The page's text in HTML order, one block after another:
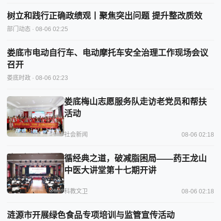
树立和践行正确政绩观丨聚焦突出问题 提升整改质效
部门动态 · 08-06 02:25
娄底市电动自行车、电动摩托车安全治理工作现场会议
召开
娄底时政 · 08-06 02:23
娄底梅山志愿服务队走访老党员和帮扶
活动
社会新闻 08-06 02:18
循经典之道，破减脂困局——药王龙山
中医大讲堂第十七期开讲
科教文卫 08-06 02:18
涟源市开展绿色食品专项培训与监管宣传活动